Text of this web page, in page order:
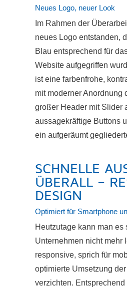
Neues Logo, neuer Look
Im Rahmen der
neues Logo entstanden,
Blau entsprechend für
Website aufgegriffen
ist eine farbenfrohe,
mit moderner Anordnung
großer Header mit Slider
aussagekräftige Buttons
ein aufgeräumt
SCHNELLE
ÜBERALL –
DESIGN
Optimiert für Smartphone
Heutzutage kann man es
Unternehmen nicht mehr
responsive, sprich für
optimierte Umsetzung
verzichten. Entsprechend